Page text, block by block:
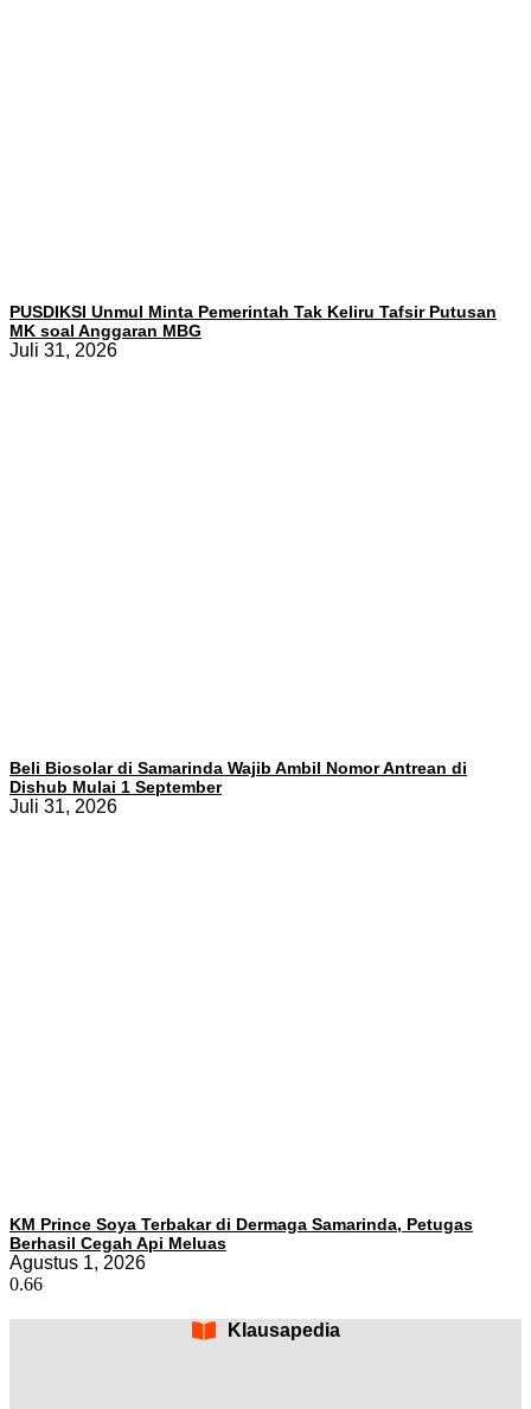
PUSDIKSI Unmul Minta Pemerintah Tak Keliru Tafsir Putusan
MK soal Anggaran MBG
Juli 31, 2026
Beli Biosolar di Samarinda Wajib Ambil Nomor Antrean di
Dishub Mulai 1 September
Juli 31, 2026
KM Prince Soya Terbakar di Dermaga Samarinda, Petugas
Berhasil Cegah Api Meluas
Agustus 1, 2026
Klausapedia